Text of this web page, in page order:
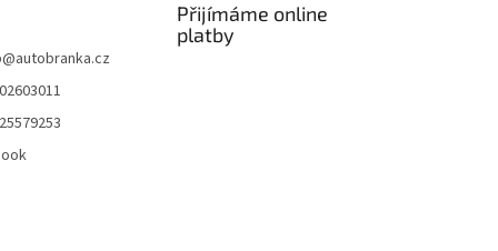
@autobranka.cz
Přijímáme online
platby